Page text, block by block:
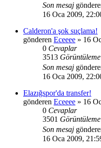
Son mesaj
16 Oca 2009,
Calderon'a şok suçlama!
gönderen Eceeee » 16
0 Cevaplar
3513 Görüntüleme
Son mesaj
16 Oca 2009,
Elazığspor'da transfer!
gönderen Eceeee » 16
0 Cevaplar
3501 Görüntüleme
Son mesaj
16 Oca 2009,